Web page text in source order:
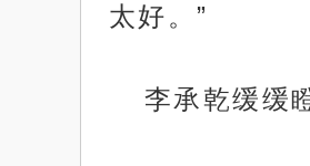
太好。”
李承乾缓缓